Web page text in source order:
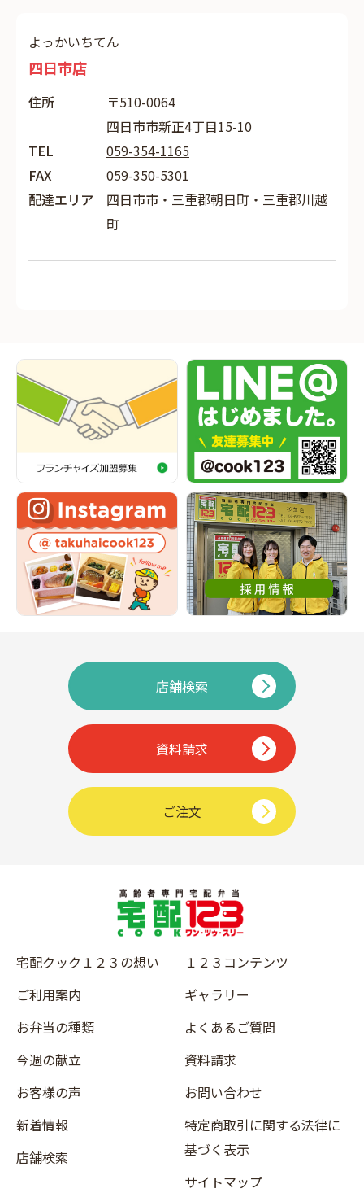
よっかいちてん
四日市店
住所
〒510-0064
四日市市新正4丁目15-10
TEL
059-354-1165
FAX
059-350-5301
配達エリア
四日市市・三重郡朝日町・三重郡川越
町
店舗検索
資料請求
ご注文
宅配クック１２３の想い
ご利用案内
お弁当の種類
今週の献立
お客様の声
新着情報
店舗検索
１２３コンテンツ
ギャラリー
よくあるご質問
資料請求
お問い合わせ
特定商取引に関する法律に
基づく表示
サイトマップ